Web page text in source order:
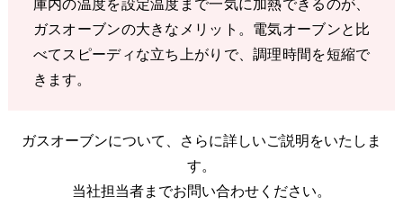
庫内の温度を設定温度まで一気に加熱できるのが、
ガスオーブンの大きなメリット。電気オーブンと比
べてスピーディな立ち上がりで、調理時間を短縮で
きます。
ガスオーブンについて、さらに詳しいご説明をいたしま
す。
当社担当者までお問い合わせください。